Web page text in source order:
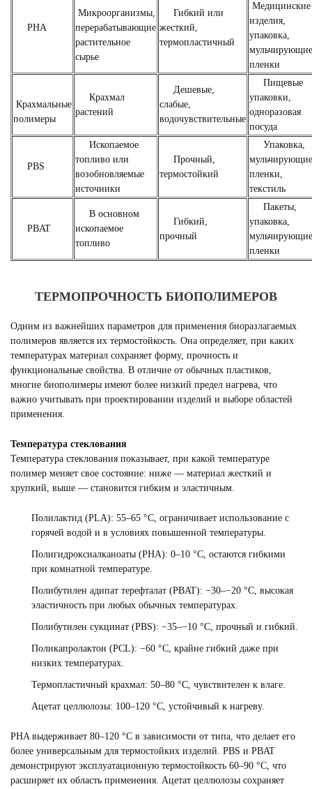
PHA
Микроорганизмы,
перерабатывающие
растительное
сырье
Гибкий или
жесткий,
термопластичный
Медицинские
изделия,
упаковка,
мульчирующие
пленки
Крахмальные
полимеры
Крахмал
растений
Дешевые,
слабые,
водочувствительные
Пищевые
упаковки,
одноразовая
посуда
PBS
Ископаемое
топливо или
возобновляемые
источники
Прочный,
термостойкий
Упаковка,
мульчирующие
пленки,
текстиль
PBAT
В основном
ископаемое
топливо
Гибкий,
прочный
Пакеты,
упаковка,
мульчирующие
пленки
ТЕРМОПРОЧНОСТЬ БИОПОЛИМЕРОВ
Одним из важнейших параметров для применения биоразлагаемых
полимеров является их термостойкость. Она определяет, при каких
температурах материал сохраняет форму, прочность и
функциональные свойства. В отличие от обычных пластиков,
многие биополимеры имеют более низкий предел нагрева, что
важно учитывать при проектировании изделий и выборе областей
применения.
Температура стеклования
Температура стеклования показывает, при какой температуре
полимер меняет свое состояние: ниже — материал жесткий и
хрупкий, выше — становится гибким и эластичным.
Полилактид (PLA): 55–65 °C, ограничивает использование с
горячей водой и в условиях повышенной температуры.
Полигидроксиалканоаты (PHA): 0–10 °C, остаются гибкими
при комнатной температуре.
Полибутилен адипат терефталат (PBAT): −30–−20 °C, высокая
эластичность при любых обычных температурах.
Полибутилен сукцинат (PBS): −35–−10 °C, прочный и гибкий.
Поликапролактон (PCL): −60 °C, крайне гибкий даже при
низких температурах.
Термопластичный крахмал: 50–80 °C, чувствителен к влаге.
Ацетат целлюлозы: 100–120 °C, устойчивый к нагреву.
PHA выдерживает 80–120 °C в зависимости от типа, что делает его
более универсальным для термостойких изделий. PBS и PBAT
демонстрируют эксплуатационную термостойкость 60–90 °C, что
расширяет их область применения. Ацетат целлюлозы сохраняет